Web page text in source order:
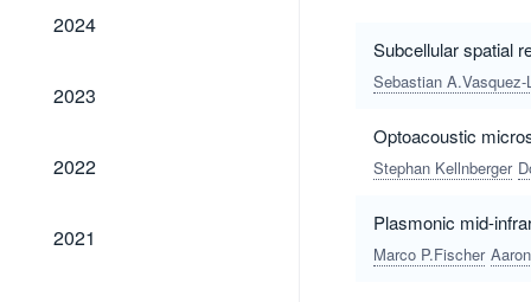
2024
2024
2023
2023
2022
2022
2021
2021
2020
Subcellular spatial
Sebastian A.Vasquez-
Optoacoustic
Stephan Kellnberger
Plasmonic mid-
Marco P.Fischer